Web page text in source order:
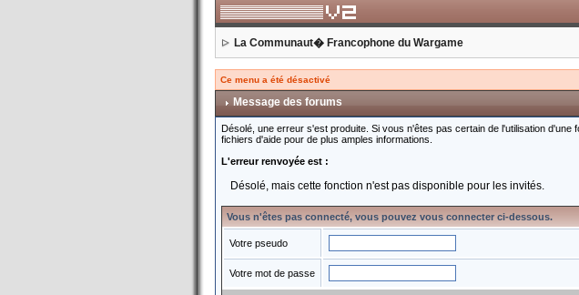
La Communaut� Francophone du Wargame
Ce menu a été désactivé
Message des forums
Désolé, une erreur s'est produite. Si vous n'êtes pas certain de l'utilisation
fichiers d'aide pour de plus amples informations.
L'erreur renvoyée est :
Désolé, mais cette fonction n'est pas disponible pour les invités.
Vous n'êtes pas connecté, vous pouvez vous connecter ci-dessous.
Votre pseudo
Votre mot de passe